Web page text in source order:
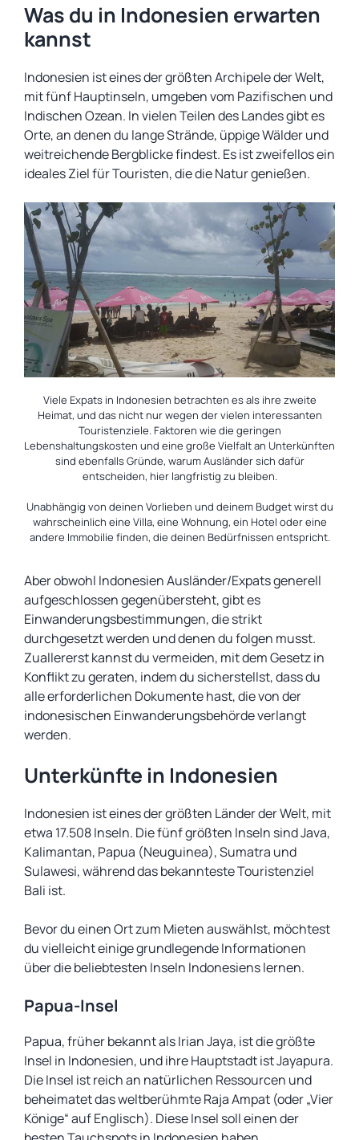
Was du in Indonesien erwarten
kannst
Indonesien ist eines der größten Archipele der Welt,
mit fünf Hauptinseln, umgeben vom Pazifischen und
Indischen Ozean. In vielen Teilen des Landes gibt es
Orte, an denen du lange Strände, üppige Wälder und
weitreichende Bergblicke findest. Es ist zweifellos ein
ideales Ziel für Touristen, die die Natur genießen.
Viele Expats in Indonesien betrachten es als ihre zweite
Heimat, und das nicht nur wegen der vielen interessanten
Touristenziele. Faktoren wie die geringen
Lebenshaltungskosten und eine große Vielfalt an Unterkünften
sind ebenfalls Gründe, warum Ausländer sich dafür
entscheiden, hier langfristig zu bleiben.
Unabhängig von deinen Vorlieben und deinem Budget wirst du
wahrscheinlich eine Villa, eine Wohnung, ein Hotel oder eine
andere Immobilie finden, die deinen Bedürfnissen entspricht.
Aber obwohl Indonesien Ausländer/Expats generell
aufgeschlossen gegenübersteht, gibt es
Einwanderungsbestimmungen, die strikt
durchgesetzt werden und denen du folgen musst.
Zuallererst kannst du vermeiden, mit dem Gesetz in
Konflikt zu geraten, indem du sicherstellst, dass du
alle erforderlichen Dokumente hast, die von der
indonesischen Einwanderungsbehörde verlangt
werden.
Unterkünfte in Indonesien
Indonesien ist eines der größten Länder der Welt, mit
etwa 17.508 Inseln. Die fünf größten Inseln sind Java,
Kalimantan, Papua (Neuguinea), Sumatra und
Sulawesi, während das bekannteste Touristenziel
Bali ist.
Bevor du einen Ort zum Mieten auswählst, möchtest
du vielleicht einige grundlegende Informationen
über die beliebtesten Inseln Indonesiens lernen.
Papua-Insel
Papua, früher bekannt als Irian Jaya, ist die größte
Insel in Indonesien, und ihre Hauptstadt ist Jayapura.
Die Insel ist reich an natürlichen Ressourcen und
beheimatet das weltberühmte Raja Ampat (oder „Vier
Könige“ auf Englisch). Diese Insel soll einen der